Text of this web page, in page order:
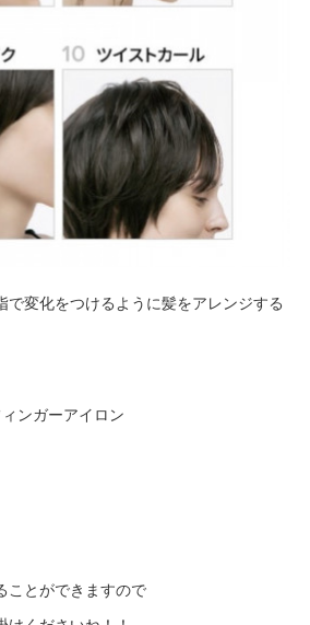
で変化をつけるように髪をアレンジする
ンガーアイロン
ことができますので